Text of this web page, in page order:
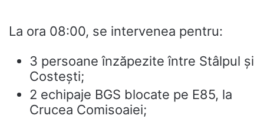
La ora 08:00, se intervenea pentru:
3 persoane înzăpezite între Stâlpul și
Costești;
2 echipaje BGS blocate pe E85, la
Crucea Comisoaiei;